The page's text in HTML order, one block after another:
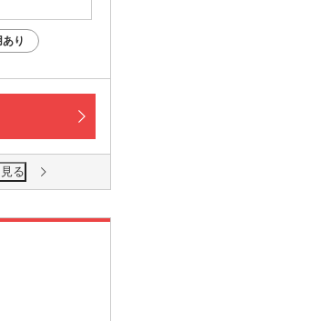
り
る